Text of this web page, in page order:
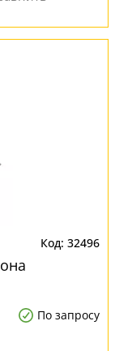
32496
По запросу